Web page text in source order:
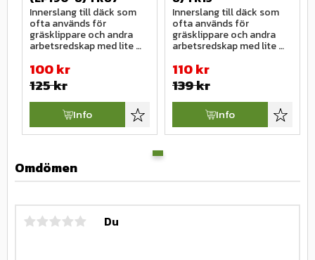
Innerslang till däck som
ofta används för
gräsklippare och andra
arbetsredskap med lite
100kr
125kr
Lägg till i favoriter
Info
Innerslang till däck som
ofta används för
gräsklippare och andra
arbetsredskap med lite
110kr
139kr
Lägg
Info
Omdömen
Du